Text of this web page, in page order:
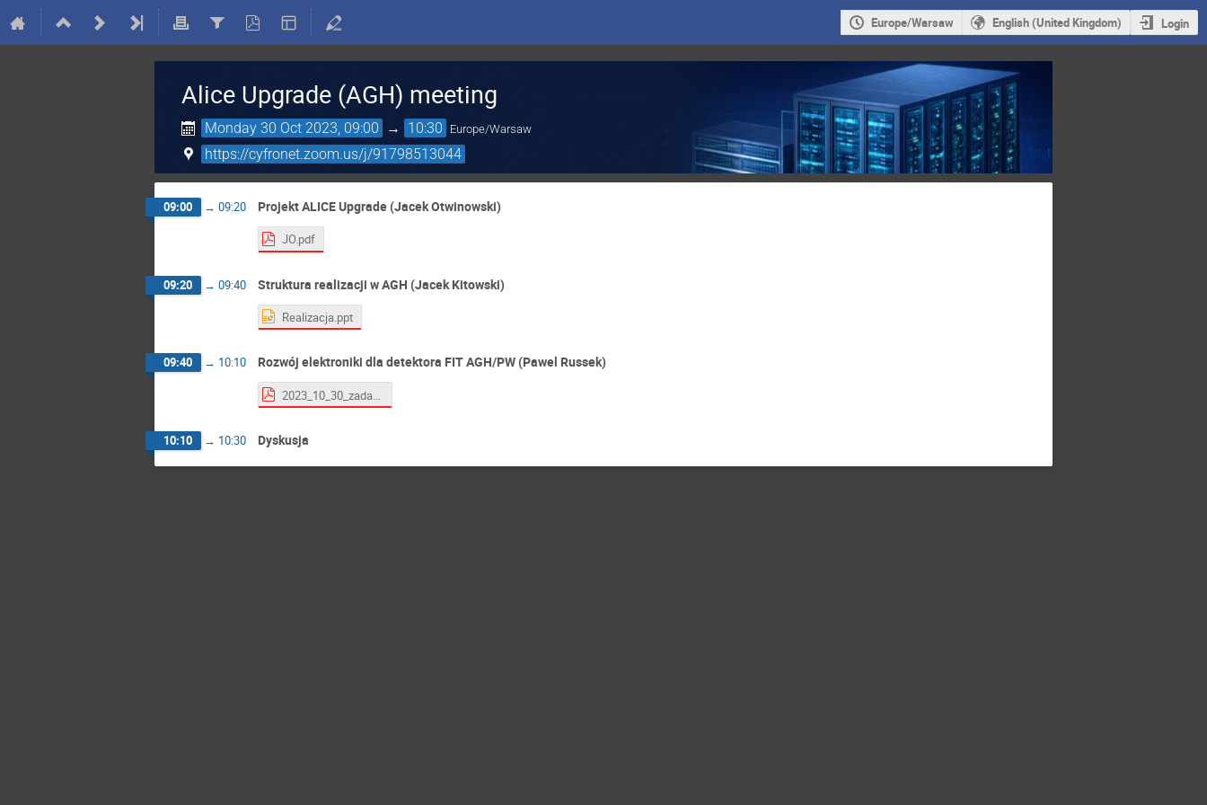
Europe/Warsaw English (United Kingdom) Login
Alice Upgrade (AGH) meeting
Monday 30 Oct 2023, 09:00 → 10:30 Europe/Warsaw
https://cyfronet.zoom.us/j/91798513044
09:00 → 09:20 Projekt ALICE Upgrade (Jacek Otwinowski)
JO.pdf
09:20 → 09:40 Struktura realizacji w AGH (Jacek Kitowski)
Realizacja.ppt
09:40 → 10:10 Rozwój elektroniki dla detektora FIT AGH/PW (Pawel Russek)
10:10 → 10:30 Dyskusja